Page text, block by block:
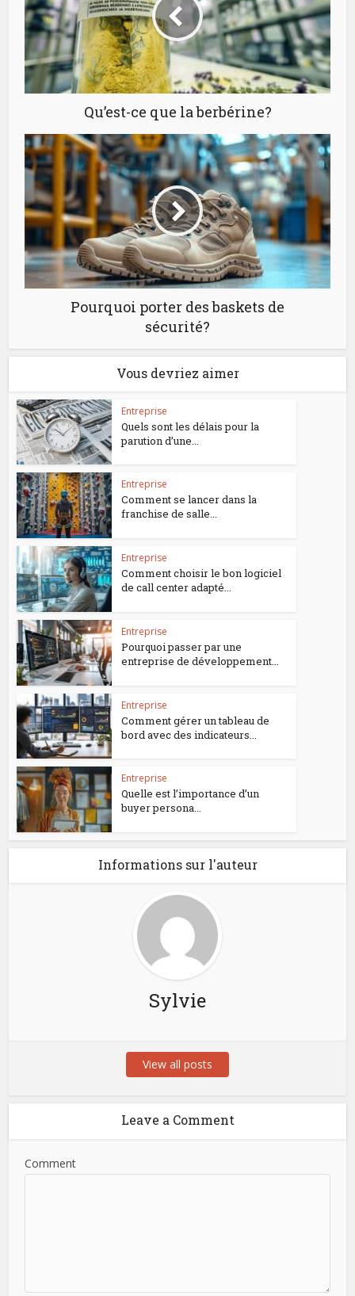
Qu’est-ce que la berbérine?
Pourquoi porter des baskets de
sécurité?
Vous devriez aimer
Entreprise
Quels sont les délais pour la
parution d’une...
Entreprise
Comment se lancer dans la
franchise de salle...
Entreprise
Comment choisir le bon logiciel
de call center adapté...
Entreprise
Pourquoi passer par une
entreprise de développement...
Entreprise
Comment gérer un tableau de
bord avec des indicateurs...
Entreprise
Quelle est l’importance d’un
buyer persona...
Informations sur l'auteur
Sylvie
View all posts
Leave a Comment
Comment